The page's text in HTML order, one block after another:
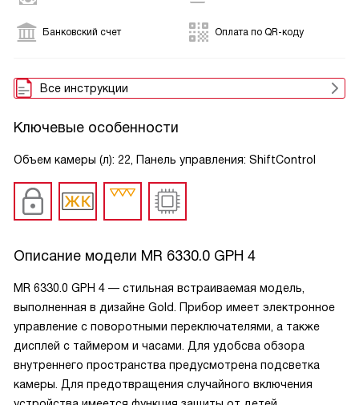
Банковский счет Оплата по QR-коду
Все инструкции
Ключевые особенности
Объем камеры (л): 22, Панель управления: ShiftControl
Описание модели MR 6330.0 GPH 4
MR 6330.0 GPH 4 — стильная встраиваемая модель,
выполненная в дизайне Gold. Прибор имеет электронное
управление с поворотными переключателями, а также
дисплей с таймером и часами. Для удобсва обзора
внутреннего пространства предусмотрена подсветка
камеры. Для предотвращения случайного включения